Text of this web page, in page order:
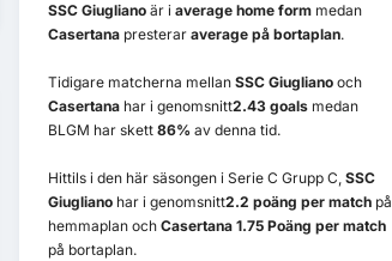
SSC Giuglianoär i average home formmedan
Casertanapresterar average på bortaplan.
Tidigare matcherna mellan SSC Giuglianooch
Casertanahar i genomsnitt2.43 goalsmedan
BLGM har skett 86% av denna tid.
Hittils i den här säsongen i Serie C Grupp C, SSC
Giuglianohar i genomsnitt2.2 poäng per matchpå
hemmaplan och Casertana 1.75 Poäng per match
på bortaplan.